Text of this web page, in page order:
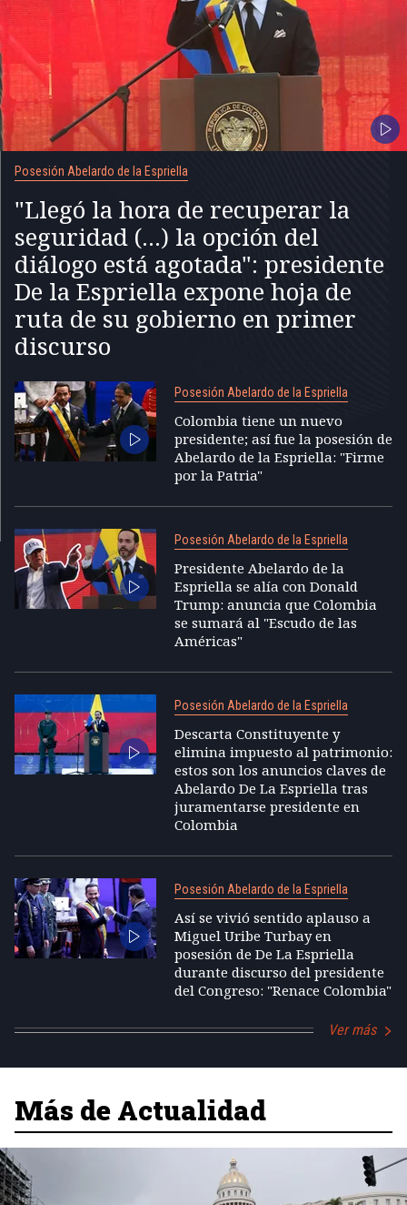
Posesión Abelardo de la Espriella
"Llegó la hora de recuperar la
seguridad (...) la opción del
diálogo está agotada": presidente
De la Espriella expone hoja de
ruta de su gobierno en primer
discurso
Posesión Abelardo de la Espriella
Colombia tiene un nuevo
presidente; así fue la posesión de
Abelardo de la Espriella: "Firme
por la Patria"
Posesión Abelardo de la Espriella
Presidente Abelardo de la
Espriella se alía con Donald
Trump: anuncia que Colombia
se sumará al "Escudo de las
Américas"
Posesión Abelardo de la Espriella
Descarta Constituyente y
elimina impuesto al patrimonio:
estos son los anuncios claves de
Abelardo De La Espriella tras
juramentarse presidente en
Colombia
Posesión Abelardo de la Espriella
Así se vivió sentido aplauso a
Miguel Uribe Turbay en
posesión de De La Espriella
durante discurso del presidente
del Congreso: "Renace Colombia"
Ver más
Más de Actualidad